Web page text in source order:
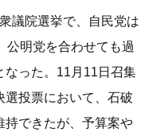
議院選挙で、自民党は
公明党を合わせても過
なった。11月11日召集
選投票において、石破
持できたが、予算案や